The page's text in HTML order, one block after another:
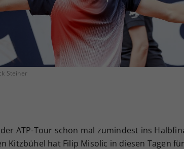
Steiner
ATP-Tour schon mal zumindest ins
Kitzbühel hat Filip Misolic in diesen Tagen
Ihrer
Webseiten-